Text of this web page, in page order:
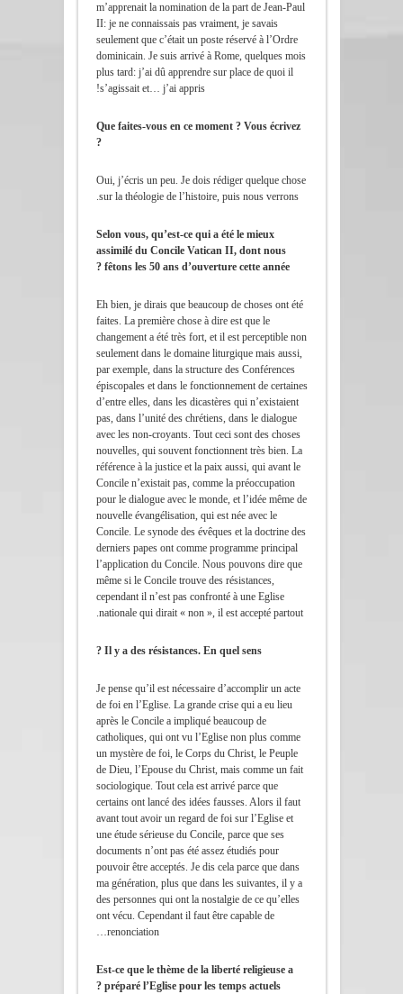
m’apprenait la nomination de la part de Jean-Paul
II: je ne connaissais pas vraiment, je savais
seulement que c’était un poste réservé à l’Ordre
dominicain. Je suis arrivé à Rome, quelques mois
plus tard: j’ai dû apprendre sur place de quoi il
s’agissait et… j’ai appris!
Que faites-vous en ce moment ? Vous écrivez
?
Oui, j’écris un peu. Je dois rédiger quelque chose
sur la théologie de l’histoire, puis nous verrons.
Selon vous, qu’est-ce qui a été le mieux
assimilé du Concile Vatican II, dont nous
fêtons les 50 ans d’ouverture cette année ?
Eh bien, je dirais que beaucoup de choses ont été
faites. La première chose à dire est que le
changement a été très fort, et il est perceptible non
seulement dans le domaine liturgique mais aussi,
par exemple, dans la structure des Conférences
épiscopales et dans le fonctionnement de certaines
d’entre elles, dans les dicastères qui n’existaient
pas, dans l’unité des chrétiens, dans le dialogue
avec les non-croyants. Tout ceci sont des choses
nouvelles, qui souvent fonctionnent très bien. La
référence à la justice et la paix aussi, qui avant le
Concile n’existait pas, comme la préoccupation
pour le dialogue avec le monde, et l’idée même de
nouvelle évangélisation, qui est née avec le
Concile. Le synode des évêques et la doctrine des
derniers papes ont comme programme principal
l’application du Concile. Nous pouvons dire que
même si le Concile trouve des résistances,
cependant il n’est pas confronté à une Eglise
nationale qui dirait « non », il est accepté partout.
Il y a des résistances. En quel sens ?
Je pense qu’il est nécessaire d’accomplir un acte
de foi en l’Eglise. La grande crise qui a eu lieu
après le Concile a impliqué beaucoup de
catholiques, qui ont vu l’Eglise non plus comme
un mystère de foi, le Corps du Christ, le Peuple
de Dieu, l’Epouse du Christ, mais comme un fait
sociologique. Tout cela est arrivé parce que
certains ont lancé des idées fausses. Alors il faut
avant tout avoir un regard de foi sur l’Eglise et
une étude sérieuse du Concile, parce que ses
documents n’ont pas été assez étudiés pour
pouvoir être acceptés. Je dis cela parce que dans
ma génération, plus que dans les suivantes, il y a
des personnes qui ont la nostalgie de ce qu’elles
ont vécu. Cependant il faut être capable de
renonciation…
Est-ce que le thème de la liberté religieuse a
préparé l’Eglise pour les temps actuels ?